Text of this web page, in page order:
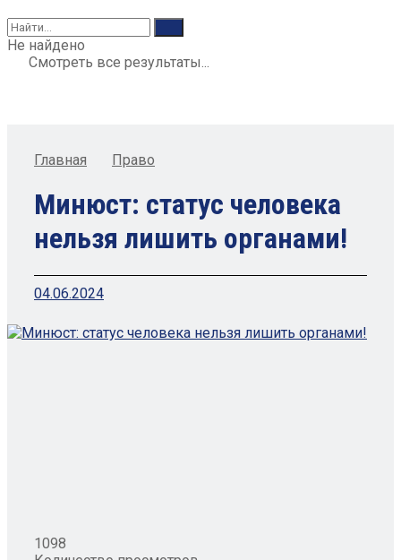
Не найдено
Смотреть все результаты...
Главная Право
Минюст: статус человека
нельзя лишить органами!
04.06.2024
1098